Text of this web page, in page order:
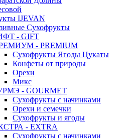
IJEVAN
Сухофрукты
- GIFT
- PREMIUM
Сухофрукты Ягоды Цукаты
Конфеты от природы
Орехи
Микс
- GOURMET
Сухофрукты с начинками
Орехи и семечки
Сухофрукты и ягоды
- EXTRA
Сухофрукты с начинками